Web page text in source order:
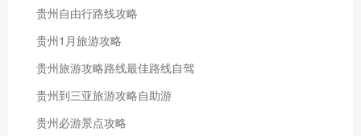
贵州自由行路线攻略
贵州1月旅游攻略
贵州旅游攻略路线最佳路线自驾
贵州到三亚旅游攻略自助游
贵州必游景点攻略